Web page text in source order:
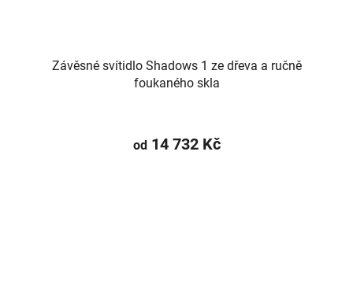
Závěsné svítidlo Shadows 1 ze dřeva a ručně
foukaného skla
od14 732 Kč